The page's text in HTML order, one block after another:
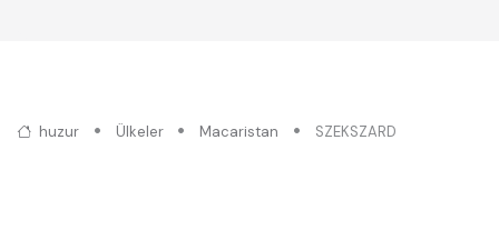
huzur Ülkeler Macaristan SZEKSZARD